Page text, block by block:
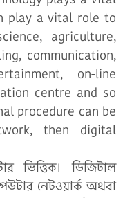
play a vital role to
agriculture,
communication,
on-line
centre and so
procedure can be
then digital
ভিত্তিক। ডিজিটাল
নেটওয়ার্ক অথবা